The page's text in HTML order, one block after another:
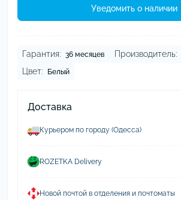
Уведомить о наличии
Гарантия: 36 месяцев Производитель:
Цвет: Белый
Доставка
Курьером по городу (Одесса)
ROZETKA Delivery
Новой почтой в отделения и почтоматы